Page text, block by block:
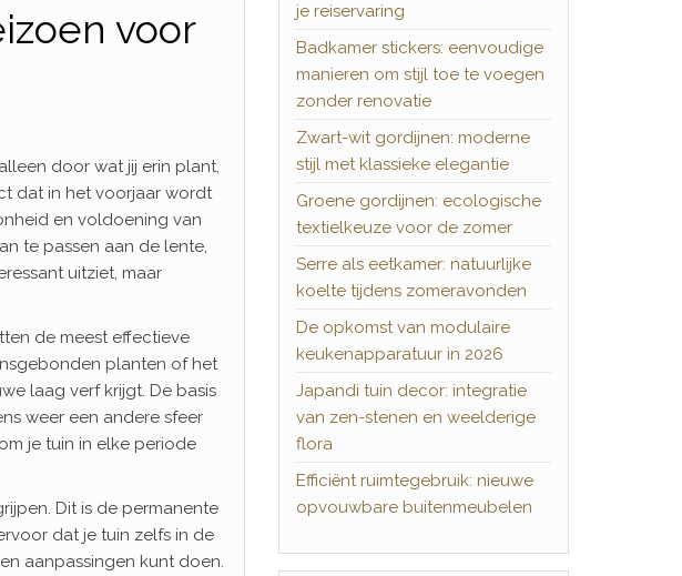
voor
door wat jij erin plant,
dat in het voorjaar wordt
en voldoening van
te passen aan de lente,
uitziet, maar
de meest effectieve
planten of het
laag verf krijgt. De basis
weer een andere sfeer
je tuin in elke periode
Dit is de permanente
dat je tuin zelfs in de
aanpassingen kunt doen.
je reiservaring
Badkamer stickers: eenvoudige
manieren om stijl toe te voegen
zonder renovatie
Zwart-wit gordijnen: moderne
stijl met klassieke elegantie
Groene gordijnen: ecologische
textielkeuze voor de zomer
Serre als eetkamer: natuurlijke
koelte tijdens zomeravonden
De opkomst van modulaire
keukenapparatuur in 2026
Japandi tuin decor: integratie
van zen-stenen en weelderige
flora
Efficiënt ruimtegebruik: nieuwe
opvouwbare buitenmeubelen